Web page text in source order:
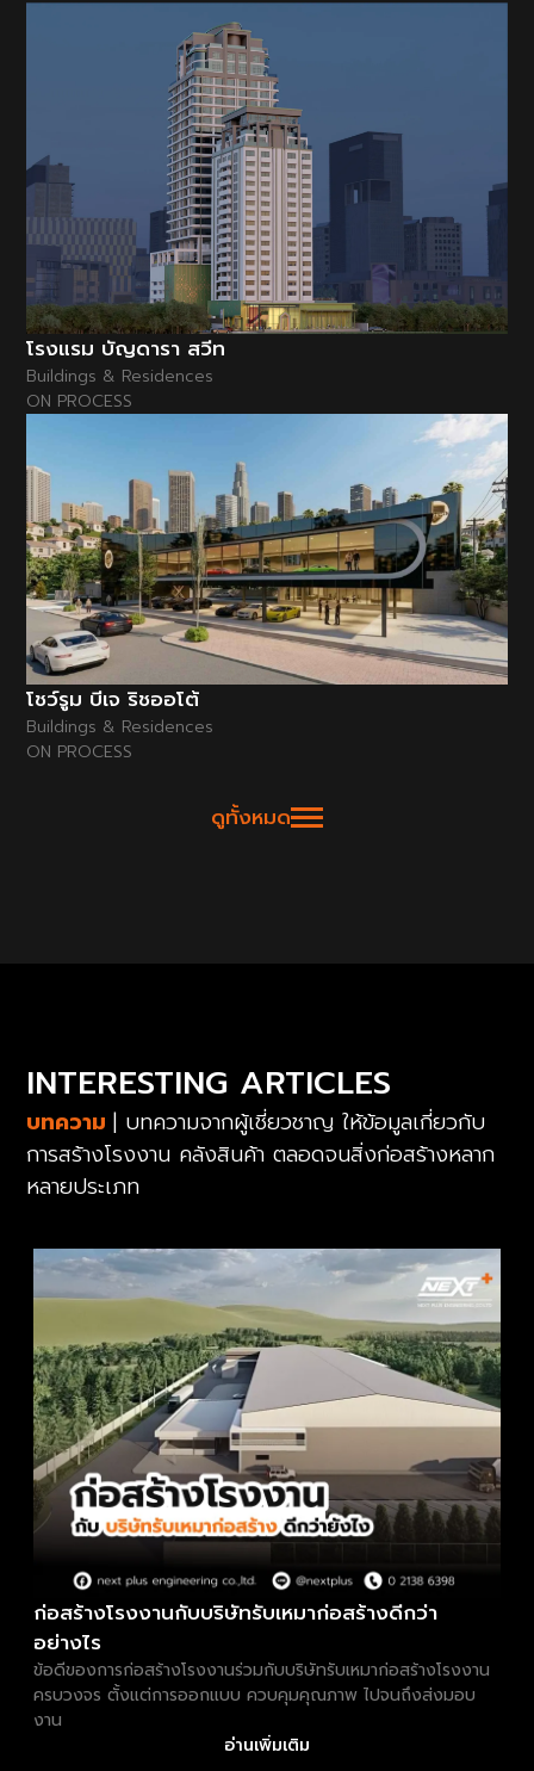
โรงแรม บัญดารา สวีท
Buildings & Residences
ON PROCESS
โชว์รูม บีเจ ริชออโต้
Buildings & Residences
ON PROCESS
ดูทั้งหมด
INTERESTING ARTICLES
บทความ| บทความจากผู้เชี่ยวชาญ ให้ข้อมูลเกี่ยวกับ
การสร้างโรงงาน คลังสินค้า ตลอดจนสิ่งก่อสร้างหลาก
หลายประเภท
ก่อสร้างโรงงานกับบริษัทรับเหมาก่อสร้างดีกว่า
อย่างไร
ข้อดีของการก่อสร้างโรงงานร่วมกับบริษัทรับเหมาก่อสร้างโรงงาน
ครบวงจร ตั้งแต่การออกแบบ ควบคุมคุณภาพ ไปจนถึงส่งมอบ
งาน
อ่านเพิ่มเติม